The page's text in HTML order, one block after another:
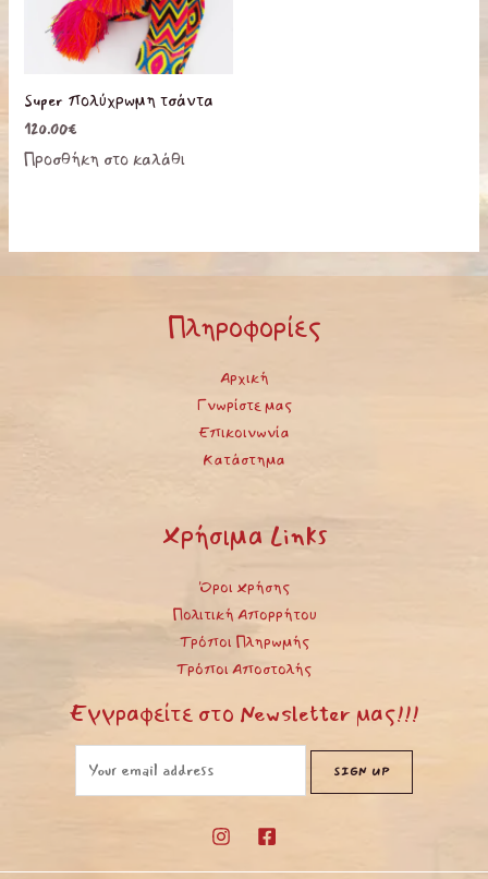
Super πολύχρωμη τσάντα
120.00€
Προσθήκη στο καλάθι
Πληροφορίες
Αρχική
Γνωρίστε μας
Επικοινωνία
Κατάστημα
Χρήσιμα Links
Όροι Χρήσης
Πολιτική Απορρήτου
Τρόποι Πληρωμής
Τρόποι Αποστολής
Εγγραφείτε στο Newsletter μας!!!